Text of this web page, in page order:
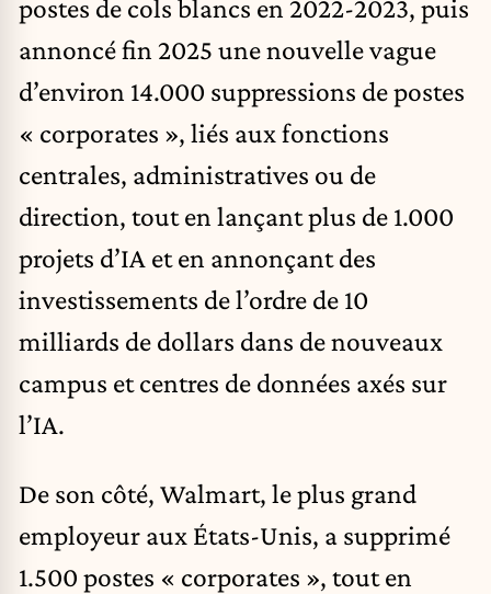
postes de cols blancs en 2022-2023, puis
annoncé fin 2025 une nouvelle vague
d’environ 14.000 suppressions de postes
« corporates », liés aux fonctions
centrales, administratives ou de
direction, tout en lançant plus de 1.000
projets d’IA et en annonçant des
investissements de l’ordre de 10
milliards de dollars dans de nouveaux
campus et centres de données axés sur
l’IA.
De son côté, Walmart, le plus grand
employeur aux États-Unis, a supprimé
1.500 postes « corporates », tout en